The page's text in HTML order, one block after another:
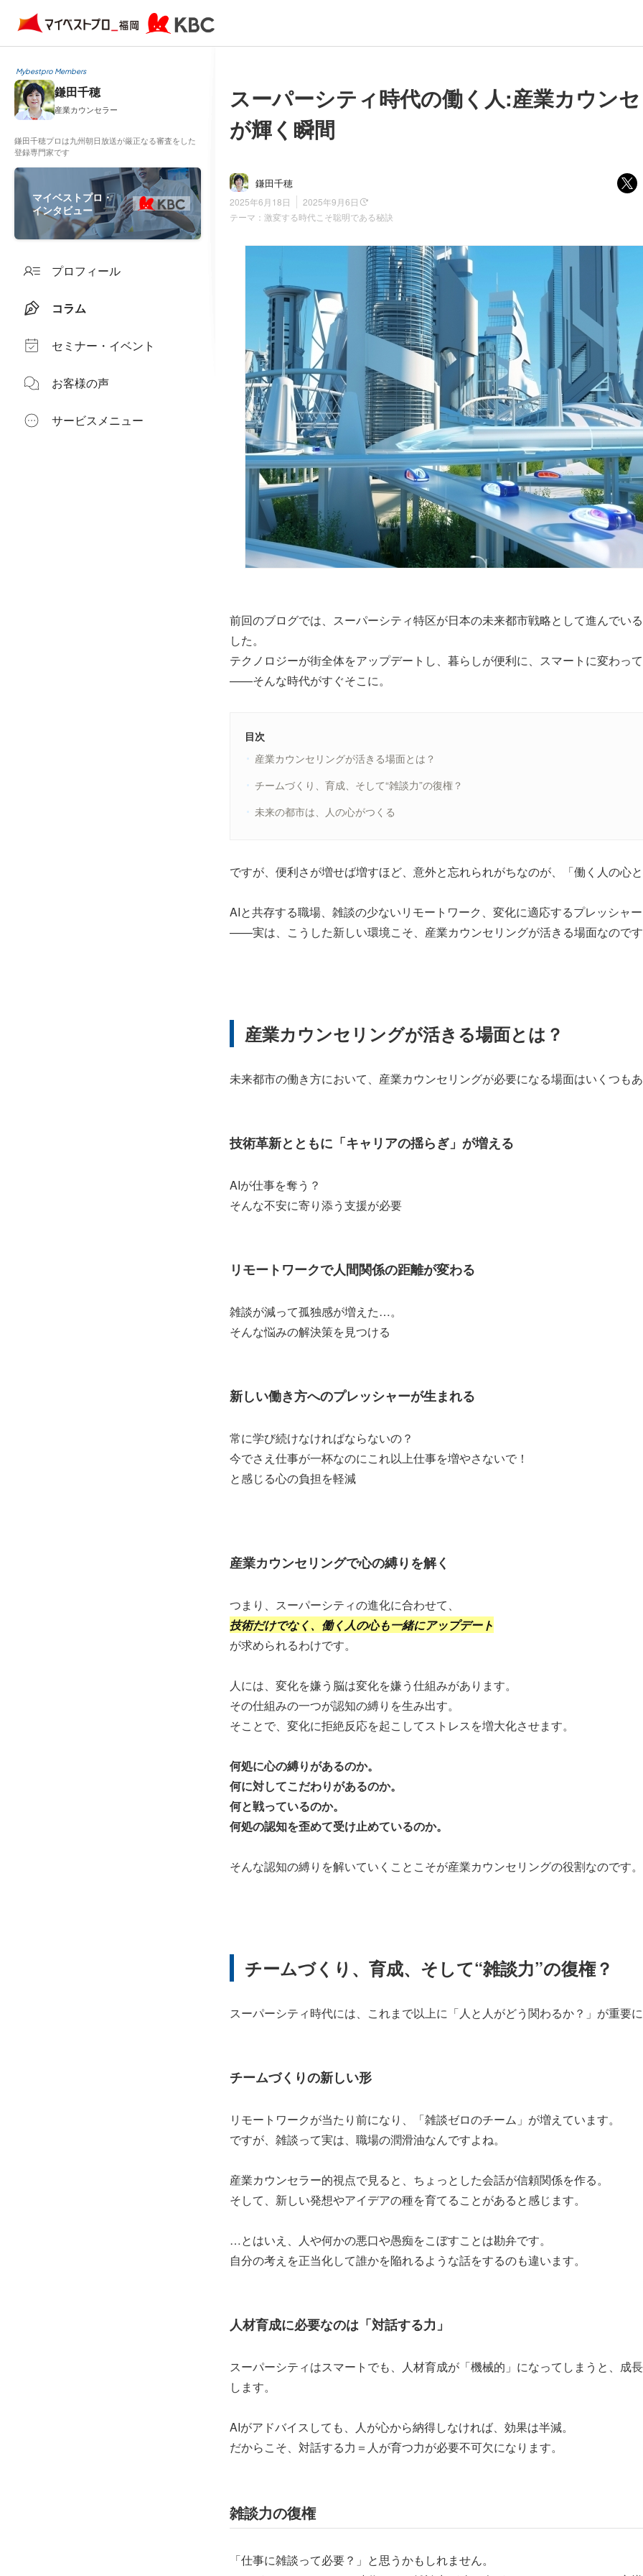
Mybestpro Members
鎌田千穂
産業カウンセラー
鎌田千穂プロは九州朝日放送が厳正なる審査をした
登録専門家です
マイベストプロ・
インタビュー
プロフィール
コラム
セミナー・イベント
お客様の声
サービスメニュー
スーパーシティ時代の働く人:産業カウン
が輝く瞬間
鎌田千穂
2025年6月18日
2025年9月6日
テーマ： 激変する時代こそ聡明である秘訣
前回のブログでは、スーパーシティ特区が日本の未来都市戦略として進んでい
した。
テクノロジーが街全体をアップデートし、暮らしが便利に、スマートに変わっ
——そんな時代がすぐそこに。
目次
産業カウンセリングが活きる場面とは？
チームづくり、育成、そして“雑談力”の復権？
未来の都市は、人の心がつくる
ですが、便利さが増せば増すほど、意外と忘れられがちなのが、「働く人の心
AIと共存する職場、雑談の少ないリモートワーク、変化に適応するプレッシャ
——実は、こうした新しい環境こそ、産業カウンセリングが活きる場面なので
産業カウンセリングが活きる場面とは？
未来都市の働き方において、産業カウンセリングが必要になる場面はいくつも
技術革新とともに「キャリアの揺らぎ」が増える
AIが仕事を奪う？
そんな不安に寄り添う支援が必要
リモートワークで人間関係の距離が変わる
雑談が減って孤独感が増えた…。
そんな悩みの解決策を見つける
新しい働き方へのプレッシャーが生まれる
常に学び続けなければならないの？
今でさえ仕事が一杯なのにこれ以上仕事を増やさないで！
と感じる心の負担を軽減
産業カウンセリングで心の縛りを解く
つまり、スーパーシティの進化に合わせて、
技術だけでなく、働く人の心も一緒にアップデート
が求められるわけです。
人には、変化を嫌う脳は変化を嫌う仕組みがあります。
その仕組みの一つが認知の縛りを生み出す。
そことで、変化に拒絶反応を起こしてストレスを増大化させます。
何処に心の縛りがあるのか。
何に対してこだわりがあるのか。
何と戦っているのか。
何処の認知を歪めて受け止めているのか。
そんな認知の縛りを解いていくことこそが産業カウンセリングの役割なのです。
チームづくり、育成、そして“雑談力”の復権？
スーパーシティ時代には、これまで以上に「人と人がどう関わるか？」が重要
チームづくりの新しい形
リモートワークが当たり前になり、「雑談ゼロのチーム」が増えています。
ですが、雑談って実は、職場の潤滑油なんですよね。
産業カウンセラー的視点で見ると、ちょっとした会話が信頼関係を作る。
そして、新しい発想やアイデアの種を育てることがあると感じます。
…とはいえ、人や何かの悪口や愚痴をこぼすことは勘弁です。
自分の考えを正当化して誰かを陥れるような話をするのも違います。
人材育成に必要なのは「対話する力」
スーパーシティはスマートでも、人材育成が「機械的」になってしまうと、成
します。
AIがアドバイスしても、人が心から納得しなければ、効果は半減。
だからこそ、対話する力＝人が育つ力が必要不可欠になります。
雑談力の復権
「仕事に雑談って必要？」と思うかもしれません。